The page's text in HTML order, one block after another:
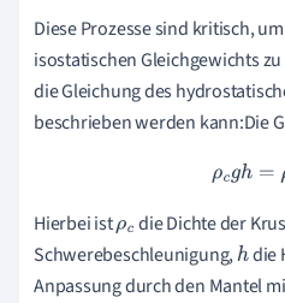
Diese Prozesse sind kritisch,
isostatischen Gleichgewichts
die Gleichung des
beschrieben werden kann:Die
ρcgh=ρ
Hierbei istρcdie Dichte der
Schwerebeschleunigung,hdie
Anpassung durch den Mantel